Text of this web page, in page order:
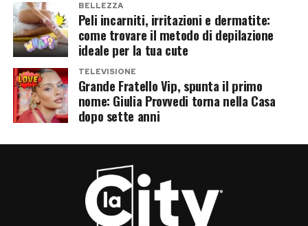
BELLEZZA
Peli incarniti, irritazioni e dermatite:
come trovare il metodo di depilazione
ideale per la tua cute
TELEVISIONE
Grande Fratello Vip, spunta il primo
nome: Giulia Provvedi torna nella Casa
dopo sette anni